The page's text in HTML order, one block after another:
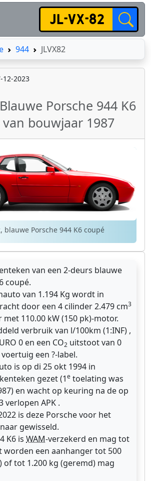
944 JLVX82
12-2023
Blauwe Porsche 944 K6
bouwjaar 1987
blauwe Porsche 944 K6 coupé
van een 2-deurs blauwe
coupé.
van 1.194 Kg wordt in
door een 4 cilinder 2.479 cm3
110.00 kW (150 pk)-motor.
verbruik van l/100km (1:INF) ,
0 en een CO2 uitstoot van 0
een ?-label.
is op di 25 okt 1994 in
gezet (1e toelating was
en wacht op keuring na de op
verlopen APK .
is deze Porsche voor het
gewisseld.
K6 is WAM-verzekerd en mag tot
worden een aanhanger tot 500
of tot 1.200 kg (geremd) mag